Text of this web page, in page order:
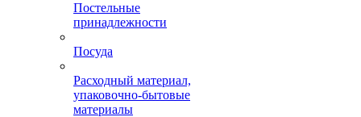
Постельные
принадлежности
Посуда
Расходный материал,
упаковочно-бытовые
материалы